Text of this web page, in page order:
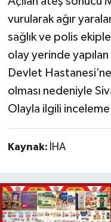
vurularak ağır
sağlık ve polis
olay yerinde
Devlet Hastanesi’ne
olması nedeniyle
Olayla ilgili inceleme
Kaynak: İHA